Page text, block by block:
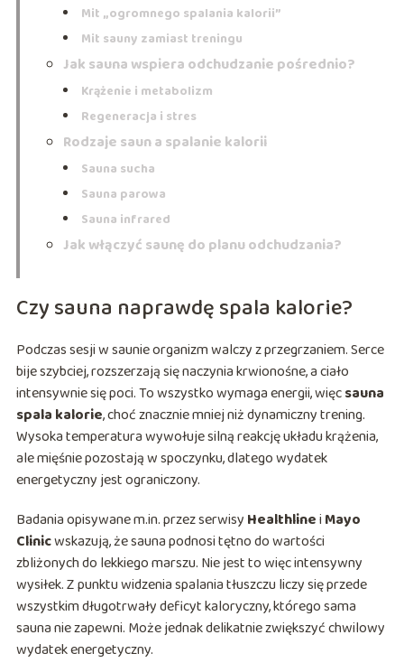
Mit „ogromnego spalania kalorii”
Mit sauny zamiast treningu
Jak sauna wspiera odchudzanie pośrednio?
Krążenie i metabolizm
Regeneracja i stres
Rodzaje saun a spalanie kalorii
Sauna sucha
Sauna parowa
Sauna infrared
Jak włączyć saunę do planu odchudzania?
Czy sauna naprawdę spala kalorie?
Podczas sesji w saunie organizm walczy z przegrzaniem. Serce
bije szybciej, rozszerzają się naczynia krwionośne, a ciało
intensywnie się poci. To wszystko wymaga energii, więcsauna
spala kalorie, choć znacznie mniej niż dynamiczny trening.
Wysoka temperatura wywołuje silną reakcję układu krążenia,
ale mięśnie pozostają w spoczynku, dlatego wydatek
energetyczny jest ograniczony.
Badania opisywane m.in. przez serwisy Healthlinei Mayo
Clinicwskazują, że sauna podnosi tętno do wartości
zbliżonych do lekkiego marszu. Nie jest to więc intensywny
wysiłek. Z punktu widzenia spalania tłuszczu liczy się przede
wszystkim długotrwały deficyt kaloryczny, którego sama
sauna nie zapewni. Może jednak delikatnie zwiększyć chwilowy
wydatek energetyczny.